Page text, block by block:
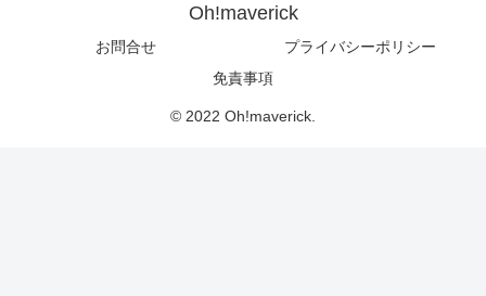
Oh!maverick
お問合せ
プライバシーポリシー
免責事項
© 2022 Oh!maverick.